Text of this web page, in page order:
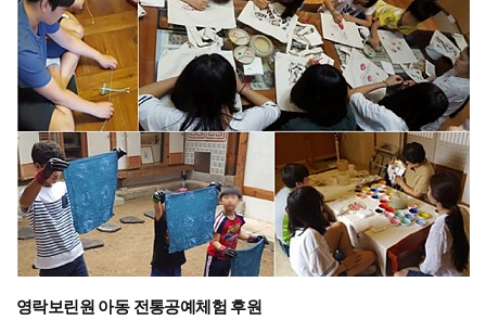
영락보린원 아동 전통공예체험 후원